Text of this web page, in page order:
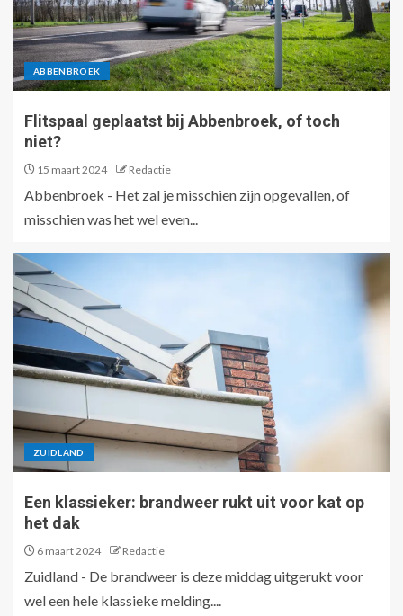
ABBENBROEK
Flitspaal geplaatst bij Abbenbroek, of toch
niet?
15 maart 2024 Redactie
Abbenbroek - Het zal je misschien zijn opgevallen, of
misschien was het wel even...
ZUIDLAND
Een klassieker: brandweer rukt uit voor kat op
het dak
6 maart 2024 Redactie
Zuidland - De brandweer is deze middag uitgerukt voor
wel een hele klassieke melding....